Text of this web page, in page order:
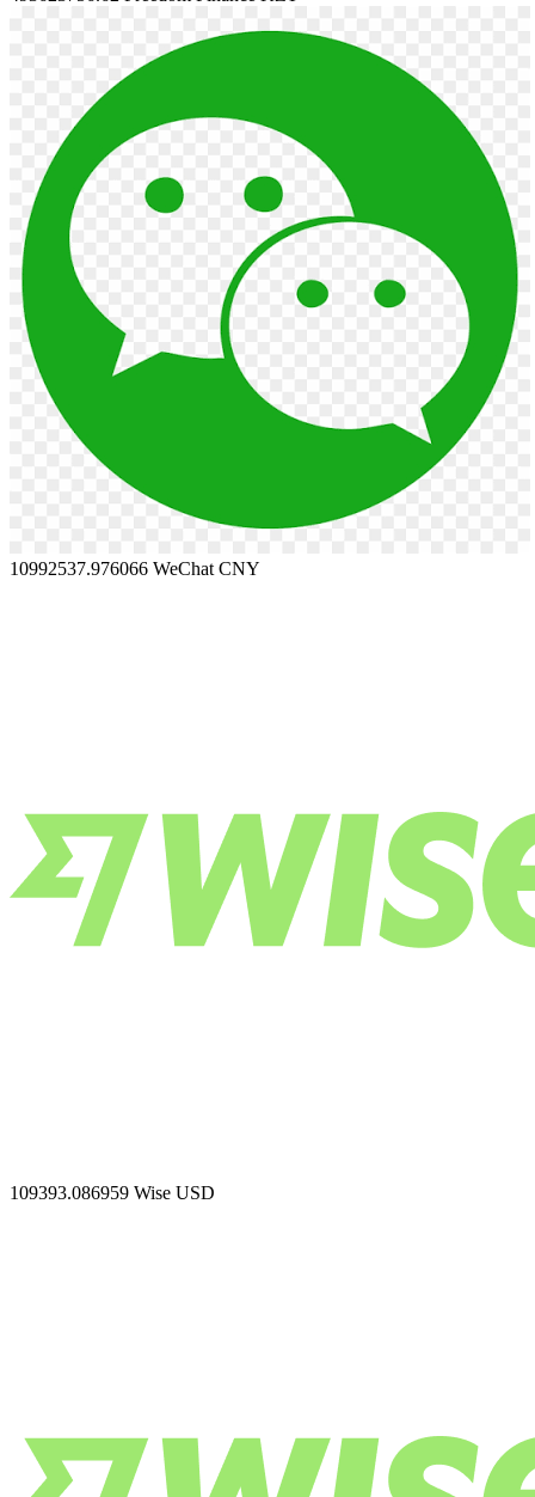
10992537.976066 WeChat CNY
109393.086959 Wise USD